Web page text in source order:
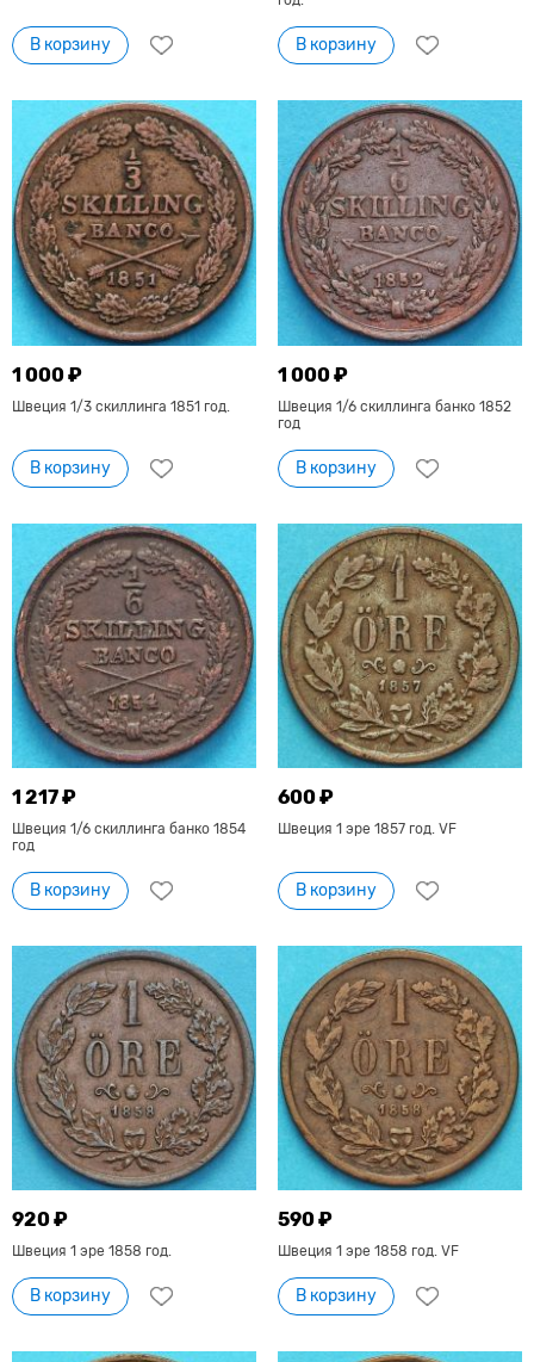
В корзину В корзину
1 000 ₽
Швеция 1/3 скиллинга 1851 год.
В корзину
1 000 ₽
Швеция 1/6 скиллинга банко 1852
год
В корзину
1 217 ₽
Швеция 1/6 скиллинга банко 1854
год
В корзину
600 ₽
Швеция 1 эре 1857 год. VF
В корзину
920 ₽
Швеция 1 эре 1858 год.
В корзину
590 ₽
Швеция 1 эре 1858 год. VF
В корзину